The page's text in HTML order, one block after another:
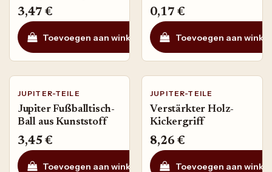
3,47 €
Toevoegen aan winkelmandje Auf die
0,17 €
Toevoegen aan
JUPITER-TEILE
Jupiter Fußballtisch-
Ball aus Kunststoff
3,45 €
Toevoegen aan winkelmandje Auf die
JUPITER-TEILE
Verstärkter Holz-
Kickergriff
8,26 €
Toevoegen aan